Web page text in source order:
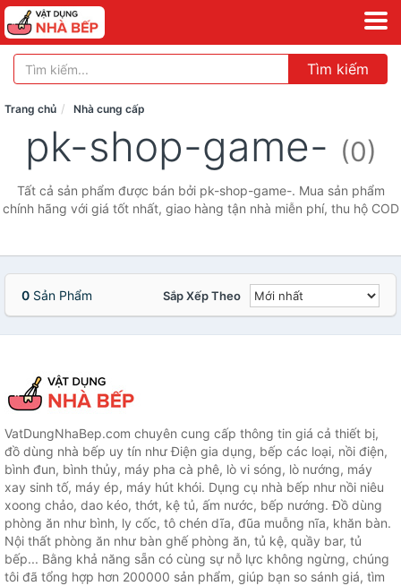
Tìm kiếm
Trang chủ Nhà cung cấp
pk-shop-game- (0)
Tất cả sản phẩm được bán bởi pk-shop-game-. Mua sản phẩm
chính hãng với giá tốt nhất, giao hàng tận nhà miễn phí, thu hộ COD
0 Sản Phẩm Sắp Xếp Theo
VatDungNhaBep.com chuyên cung cấp thông tin giá cả thiết bị,
đồ dùng nhà bếp uy tín như Điện gia dụng, bếp các loại, nồi điện,
bình đun, bình thủy, máy pha cà phê, lò vi sóng, lò nướng, máy
xay sinh tố, máy ép, máy hút khói. Dụng cụ nhà bếp như nồi niêu
xoong chảo, dao kéo, thớt, kệ tủ, ấm nước, bếp nướng. Đồ dùng
phòng ăn như bình, ly cốc, tô chén dĩa, đũa muỗng nĩa, khăn bàn.
Nội thất phòng ăn như bàn ghế phòng ăn, tủ kệ, quầy bar, tủ
bếp... Bằng khả năng sẵn có cùng sự nỗ lực không ngừng, chúng
tôi đã tổng hợp hơn 200000 sản phẩm, giúp bạn so sánh giá, tìm